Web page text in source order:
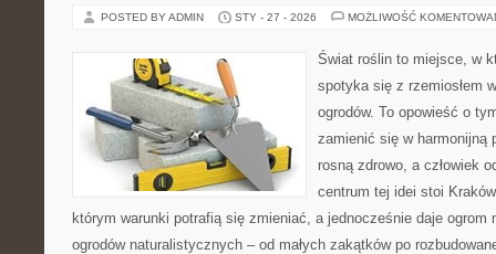
POSTED BY ADMIN STY - 27 - 2026 MOŻLIWOŚĆ
Świat roślin to miejsce, w
spotyka się z rzemiosłem
ogrodów. To opowieść o
zamienić się w harmonijną
rosną zdrowo, a człowiek
centrum tej idei stoi
którym warunki potrafią się zmieniać, a jednocześnie daje ogrom
ogrodów naturalistycznych – od małych zakątków po